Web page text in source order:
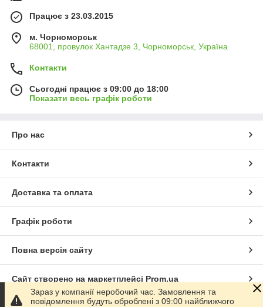
Працює з 23.03.2015
м. Чорноморськ
68001, провулок Хантадзе 3, Чорноморськ, Україна
Контакти
Сьогодні працює з 09:00 до 18:00
Показати весь графік роботи
Про нас
Контакти
Доставка та оплата
Графік роботи
Повна версія сайту
Сайт створено на маркетплейсі Prom.ua
Зараз у компанії неробочий час. Замовлення та
повідомлення будуть оброблені з 09:00 найближчого